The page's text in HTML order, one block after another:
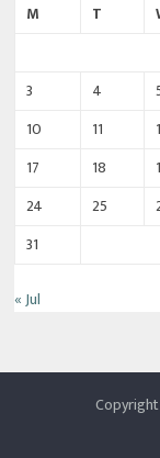
M
T
3
4
10
11
17
18
24
25
31
« Jul